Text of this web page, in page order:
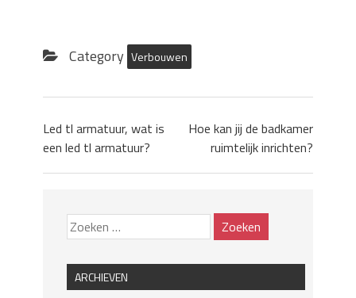
Category Verbouwen
Led tl armatuur, wat is
een led tl armatuur?
Hoe kan jij de badkamer
ruimtelijk inrichten?
ARCHIEVEN